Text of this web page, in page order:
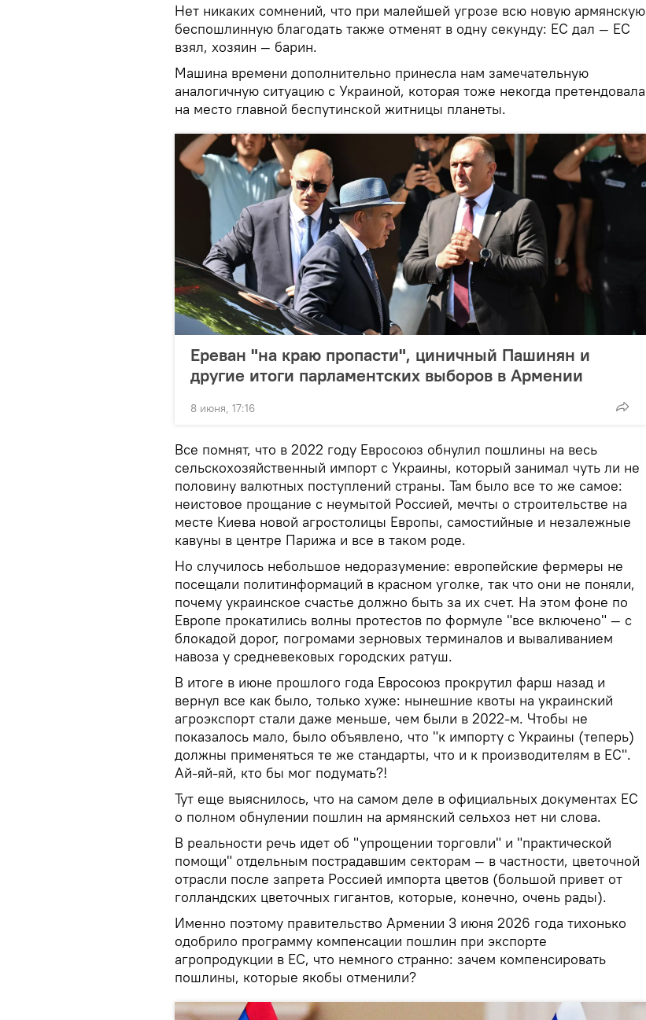
Нет никаких сомнений, что при малейшей угрозе всю новую армянскую
беспошлинную благодать также отменят в одну секунду: ЕС дал — ЕС
взял, хозяин — барин.
Машина времени дополнительно принесла нам замечательную
аналогичную ситуацию с Украиной, которая тоже некогда претендовала
на место главной беспутинской житницы планеты.
Ереван "на краю пропасти", циничный Пашинян и
другие итоги парламентских выборов в Армении
8 июня, 17:16
Все помнят, что в 2022 году Евросоюз обнулил пошлины на весь
сельскохозяйственный импорт с Украины, который занимал чуть ли не
половину валютных поступлений страны. Там было все то же самое:
неистовое прощание с неумытой Россией, мечты о строительстве на
месте Киева новой агростолицы Европы, самостийные и незалежные
кавуны в центре Парижа и все в таком роде.
Но случилось небольшое недоразумение: европейские фермеры не
посещали политинформаций в красном уголке, так что они не поняли,
почему украинское счастье должно быть за их счет. На этом фоне по
Европе прокатились волны протестов по формуле "все включено" — с
блокадой дорог, погромами зерновых терминалов и вываливанием
навоза у средневековых городских ратуш.
В итоге в июне прошлого года Евросоюз прокрутил фарш назад и
вернул все как было, только хуже: нынешние квоты на украинский
агроэкспорт стали даже меньше, чем были в 2022-м. Чтобы не
показалось мало, было объявлено, что "к импорту с Украины (теперь)
должны применяться те же стандарты, что и к производителям в ЕС".
Ай-яй-яй, кто бы мог подумать?!
Тут еще выяснилось, что на самом деле в официальных документах ЕС
о полном обнулении пошлин на армянский сельхоз нет ни слова.
В реальности речь идет об "упрощении торговли" и "практической
помощи" отдельным пострадавшим секторам — в частности, цветочной
отрасли после запрета Россией импорта цветов (большой привет от
голландских цветочных гигантов, которые, конечно, очень рады).
Именно поэтому правительство Армении 3 июня 2026 года тихонько
одобрило программу компенсации пошлин при экспорте
агропродукции в ЕС, что немного странно: зачем компенсировать
пошлины, которые якобы отменили?